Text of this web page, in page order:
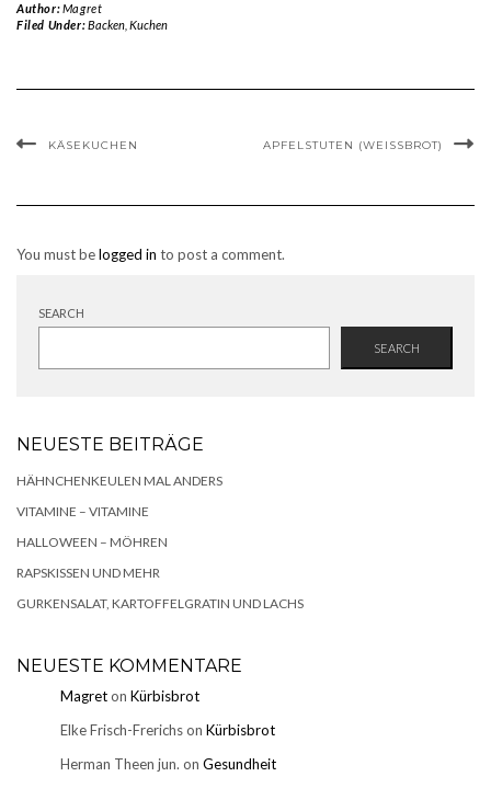
Author:Magret
Filed Under:Backen, Kuchen
KÄSEKUCHEN APFELSTUTEN (WEISSBROT)
You must belogged in to post a comment.
SEARCH
SEARCH
NEUESTE BEITRÄGE
HÄHNCHENKEULEN MAL ANDERS
VITAMINE – VITAMINE
HALLOWEEN – MÖHREN
RAPSKISSEN UND MEHR
GURKENSALAT, KARTOFFELGRATIN UND LACHS
NEUESTE KOMMENTARE
Magreton Kürbisbrot
Elke Frisch-Frerichson Kürbisbrot
Herman Theen jun. on Gesundheit